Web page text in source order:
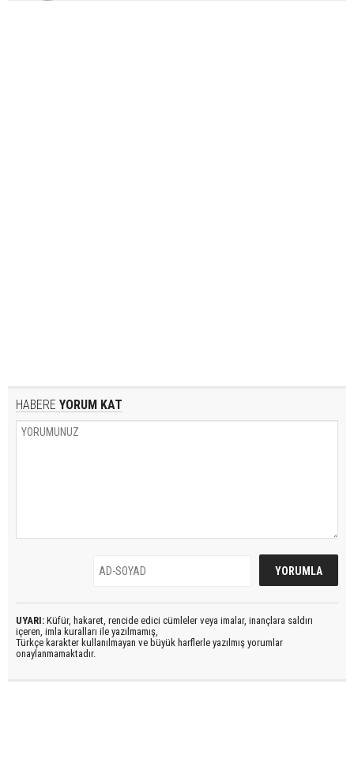
HABERE YORUM KAT
UYARI: Küfür, hakaret, rencide edici cümleler veya imalar, inançlara saldırı
içeren, imla kuralları ile yazılmamış,
Türkçe karakter kullanılmayan ve büyük harflerle yazılmış yorumlar
onaylanmamaktadır.